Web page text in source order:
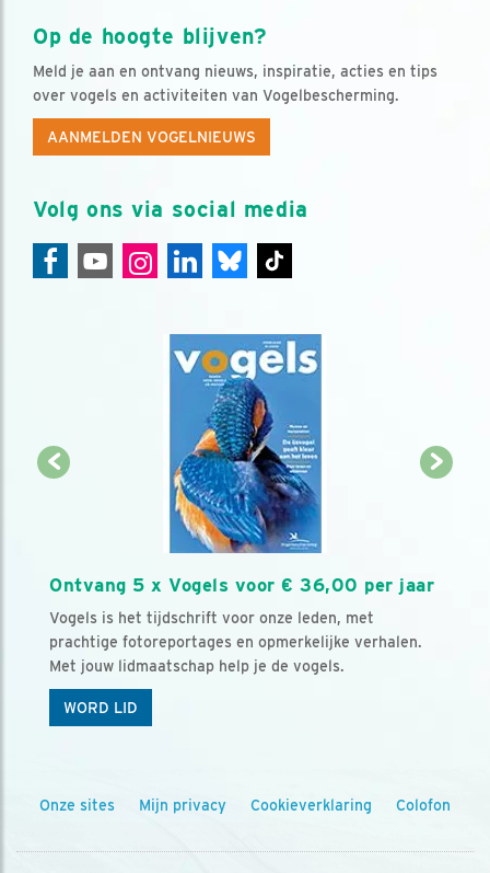
Op de hoogte blijven?
Meld je aan en ontvang nieuws, inspiratie, acties en tips
over vogels en activiteiten van Vogelbescherming.
AANMELDEN VOGELNIEUWS
Volg ons via social media
Ontvang 5 x Vogels voor € 36,00 per jaar
Vogels is het tijdschrift voor onze leden, met
prachtige fotoreportages en opmerkelijke verhalen.
Met jouw lidmaatschap help je de vogels.
WORD LID
Onze sites Mijn privacy Cookieverklaring Colofon